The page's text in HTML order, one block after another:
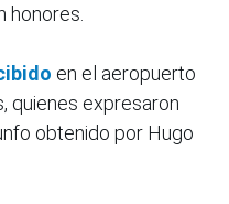
honores.
en el aeropuerto
quienes expresaron
obtenido por Hugo